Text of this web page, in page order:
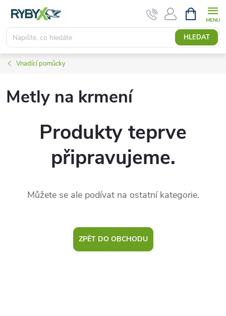
obsah
HLEDAT
NÁKUPNÍ
KOŠÍK
Vnadící pomůcky
Metly na krmení
Produkty teprve
připravujeme.
Můžete se ale podívat na ostatní kategorie.
ZPĚT DO OBCHODU